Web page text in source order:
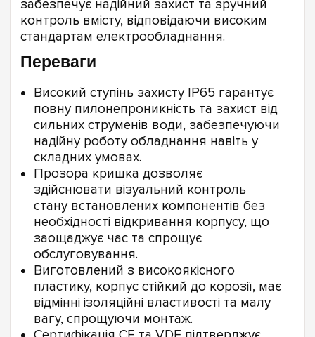
забезпечує надійний захист та зручний
контроль вмісту, відповідаючи високим
стандартам електрообладнання.
Переваги
Високий ступінь захисту IP65 гарантує
повну пилонепроникність та захист від
сильних струменів води, забезпечуючи
надійну роботу обладнання навіть у
складних умовах.
Прозора кришка дозволяє
здійснювати візуальний контроль
стану встановлених компонентів без
необхідності відкривання корпусу, що
заощаджує час та спрощує
обслуговування.
Виготовлений з високоякісного
пластику, корпус стійкий до корозії, має
відмінні ізоляційні властивості та малу
вагу, спрощуючи монтаж.